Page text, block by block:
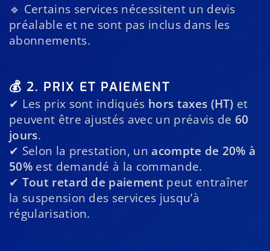
🔹 Certains services nécessitent un devis
préalable et ne sont pas inclus dans les
abonnements.
💰 2. PRIX ET PAIEMENT
✔ Les prix sont indiqués hors taxes (HT) et
peuvent être ajustés avec un préavis de 60
jours.
✔ Selon la prestation, unacompte de 20% à
50%est demandé à la commande.
✔ Tout retard de paiement peut entraîner
la suspension des services jusqu’à
régularisation.